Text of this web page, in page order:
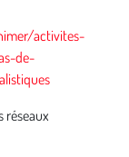
activites-
de-
réseaux